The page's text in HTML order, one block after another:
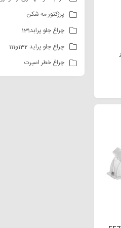
پرژکتور مه شکن
چراغ جلو پرابد131
چراغ جلو پراید 132و111
چراغ خطر اسپرت